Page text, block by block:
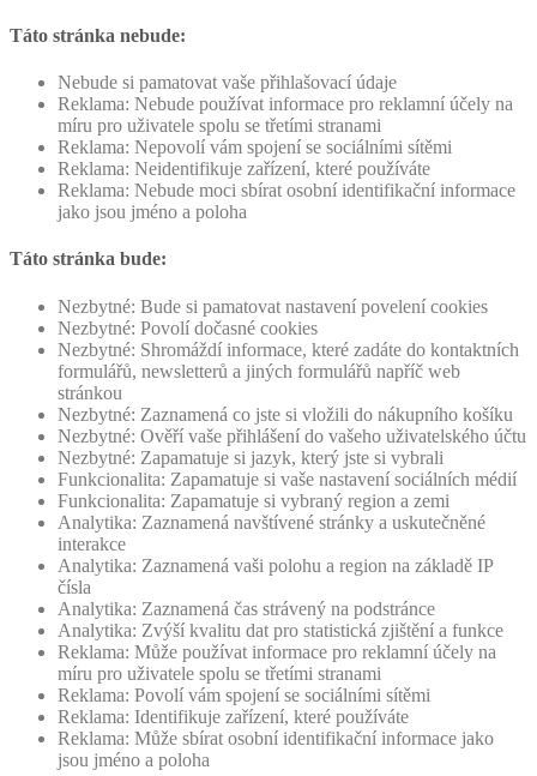
Táto stránka nebude:
Nebude si pamatovat vaše přihlašovací údaje
Reklama: Nebude používat informace pro reklamní účely na
míru pro uživatele spolu se třetími stranami
Reklama: Nepovolí vám spojení se sociálními sítěmi
Reklama: Neidentifikuje zařízení, které používáte
Reklama: Nebude moci sbírat osobní identifikační informace
jako jsou jméno a poloha
Táto stránka bude:
Nezbytné: Bude si pamatovat nastavení povelení cookies
Nezbytné: Povolí dočasné cookies
Nezbytné: Shromáždí informace, které zadáte do kontaktních
formulářů, newsletterů a jiných formulářů napříč web
stránkou
Nezbytné: Zaznamená co jste si vložili do nákupního košíku
Nezbytné: Ověří vaše přihlášení do vašeho uživatelského účtu
Nezbytné: Zapamatuje si jazyk, který jste si vybrali
Funkcionalita: Zapamatuje si vaše nastavení sociálních médií
Funkcionalita: Zapamatuje si vybraný region a zemi
Analytika: Zaznamená navštívené stránky a uskutečněné
interakce
Analytika: Zaznamená vaši polohu a region na základě IP
čísla
Analytika: Zaznamená čas strávený na podstránce
Analytika: Zvýší kvalitu dat pro statistická zjištění a funkce
Reklama: Může používat informace pro reklamní účely na
míru pro uživatele spolu se třetími stranami
Reklama: Povolí vám spojení se sociálními sítěmi
Reklama: Identifikuje zařízení, které používáte
Reklama: Může sbírat osobní identifikační informace jako
jsou jméno a poloha